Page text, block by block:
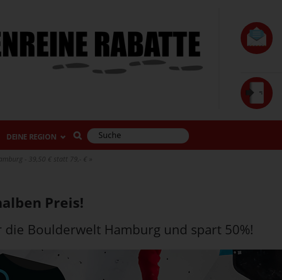
DEINE REGION
- 39,50 € statt 79,- €
Preis!
Boulderwelt Hamburg und spart 50%!